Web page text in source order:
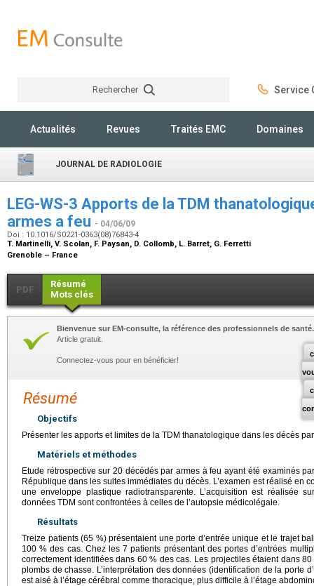
Rechercher Service
Actualités Revues Traités EMC Domaines
JOURNAL DE RADIOLOGIE
LEG-WS-3 Apports de la TDM
armes a feu - 04/06/09
Doi : 10.1016/S0221-0363(08)76843-4
T. Martinelli, V. Scolan, F. Paysan, D. Collomb, L. Barret, G. Ferretti
Grenoble – France
PDF
Résumé
Mots clés
Bienvenue sur EM-consulte, la référence des professionnels de santé.
Article gratuit.
Connectez-vous pour en bénéficier!
Résumé
Objectifs
Présenter les apports et limites de la TDM thanatologique dans les décès
Matériels et méthodes
Etude rétrospective sur 20 décédés par armes à feu ayant été examinés
République dans les suites immédiates du décès. L’examen est réalisé en
une enveloppe plastique radiotransparente. L’acquisition est réalisée
données TDM sont confrontées à celles de l’autopsie médicolégale.
Résultats
Treize patients (65 %) présentaient une porte d’entrée unique et le trajet
100 % des cas. Chez les 7 patients présentant des portes d’entrées
correctement identifiées dans 60 % des cas. Les projectiles étaient dans
plombs de chasse. L’interprétation des données (identification de la porte
est aisé à l’étage cérébral comme thoracique, plus difficile à l’étage